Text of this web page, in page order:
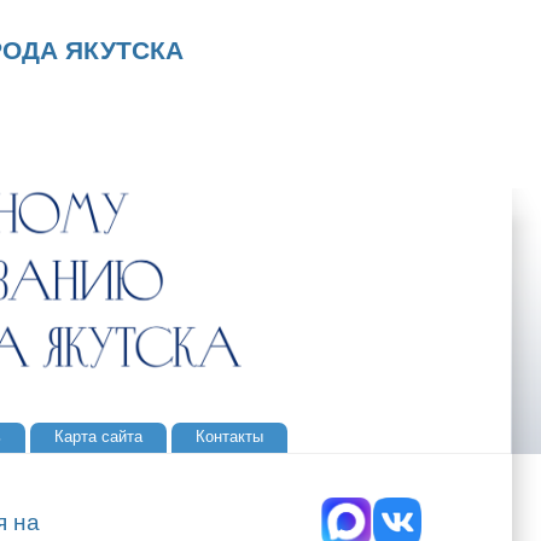
ЯКУТСКА
Карта сайта Контакты
на